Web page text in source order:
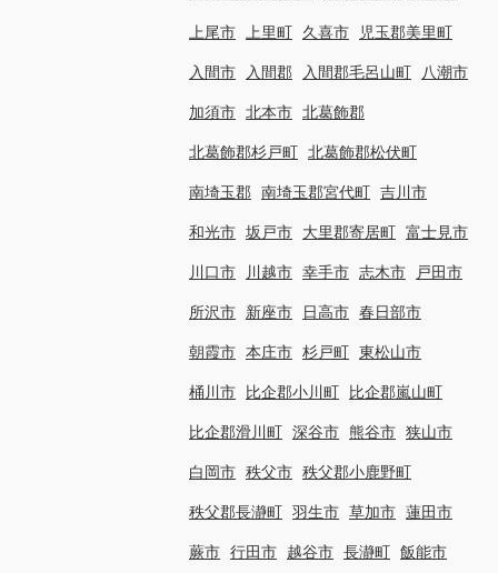
上尾市 上里町 久喜市 児玉郡美里町
入間市 入間郡 入間郡毛呂山町 八潮市
加須市 北本市 北葛飾郡
北葛飾郡杉戸町 北葛飾郡松伏町
南埼玉郡 南埼玉郡宮代町 吉川市
和光市 坂戸市 大里郡寄居町 富士見市
川口市 川越市 幸手市 志木市 戸田市
所沢市 新座市 日高市 春日部市
朝霞市 本庄市 杉戸町 東松山市
桶川市 比企郡小川町 比企郡嵐山町
比企郡滑川町 深谷市 熊谷市 狭山市
白岡市 秩父市 秩父郡小鹿野町
秩父郡長瀞町 羽生市 草加市 蓮田市
蕨市 行田市 越谷市 長瀞町 飯能市